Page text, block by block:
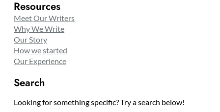
Resources
Meet Our Writers
Why We Write
Our Story
How we started
Our Experience
Search
Looking for something specific? Try a search below!